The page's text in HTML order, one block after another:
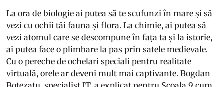
La ora de biologie ai putea să te scufunzi în mare și să
vezi cu ochii tăi fauna și flora. La chimie, ai putea să
vezi atomul care se descompune în fața ta și la istorie,
ai putea face o plimbare la pas prin satele medievale.
Cu o pereche de ochelari speciali pentru realitate
virtuală, orele ar deveni mult mai captivante. Bogdan